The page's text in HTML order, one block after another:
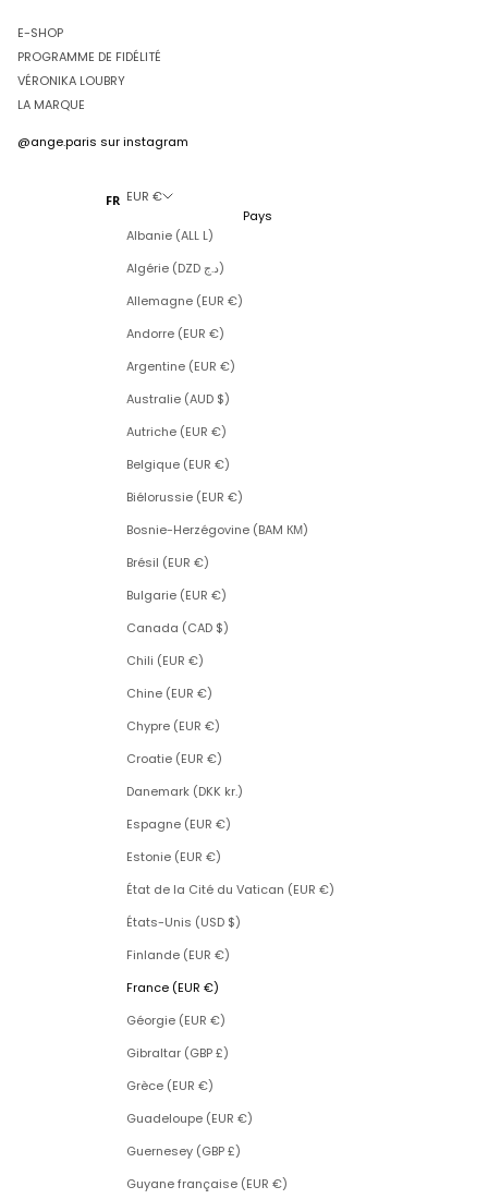
E-SHOP
PROGRAMME DE FIDÉLITÉ
VÉRONIKA LOUBRY
LA MARQUE
@ange.paris sur instagram
FR EUR €
Pays
Albanie (ALL L)
Algérie (DZD د.ج)
Allemagne (EUR €)
Andorre (EUR €)
Argentine (EUR €)
Australie (AUD $)
Autriche (EUR €)
Belgique (EUR €)
Biélorussie (EUR €)
Bosnie-Herzégovine (BAM КМ)
Brésil (EUR €)
Bulgarie (EUR €)
Canada (CAD $)
Chili (EUR €)
Chine (EUR €)
Chypre (EUR €)
Croatie (EUR €)
Danemark (DKK kr.)
Espagne (EUR €)
Estonie (EUR €)
État de la Cité du Vatican (EUR €)
États-Unis (USD $)
Finlande (EUR €)
France (EUR €)
Géorgie (EUR €)
Gibraltar (GBP £)
Grèce (EUR €)
Guadeloupe (EUR €)
Guernesey (GBP £)
Guyane française (EUR €)